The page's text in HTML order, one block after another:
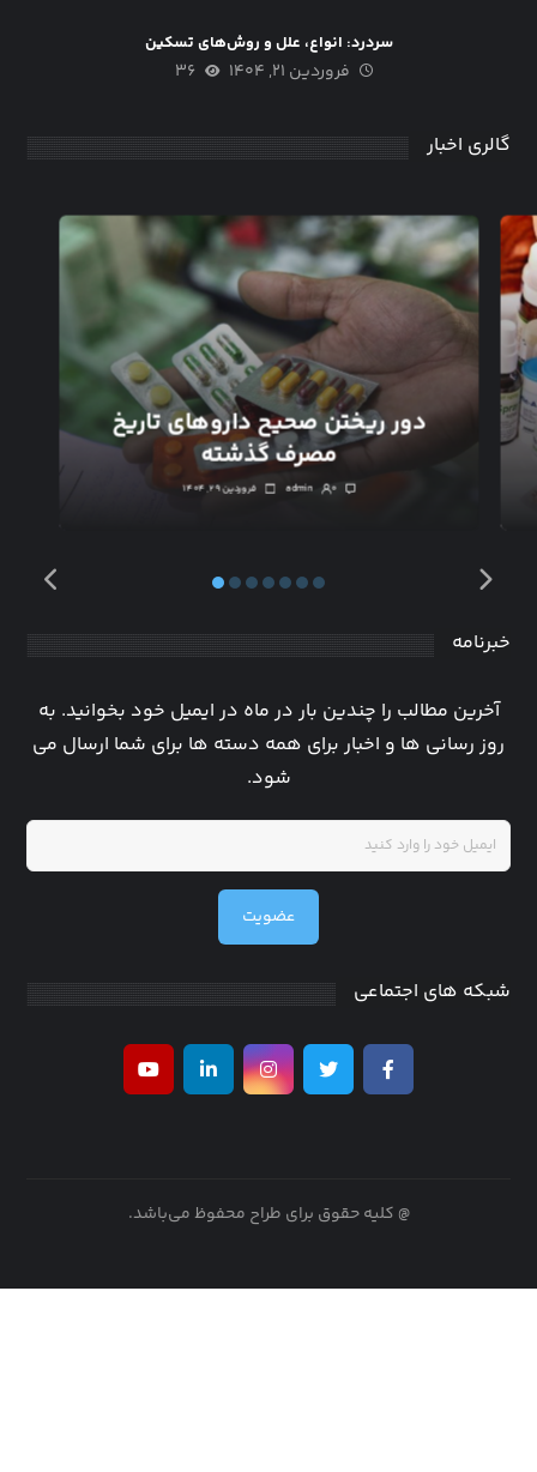
سردرد: انواع، علل و روش‌های تسکین
فروردین ۲۱, ۱۴۰۴ ۳۶
گالری اخبار
دور ریختن صحیح داروهای تاریخ
مصرف گذشته
فروردین ۲۹, ۱۴۰۴ admin ۰
خبرنامه
آخرین مطالب را چندین بار در ماه در ایمیل خود بخوانید. به
روز رسانی ها و اخبار برای همه دسته ها برای شما ارسال می
شود.
عضویت
شبکه های اجتماعی
@ کلیه حقوق برای طراح محفوظ می‌باشد.